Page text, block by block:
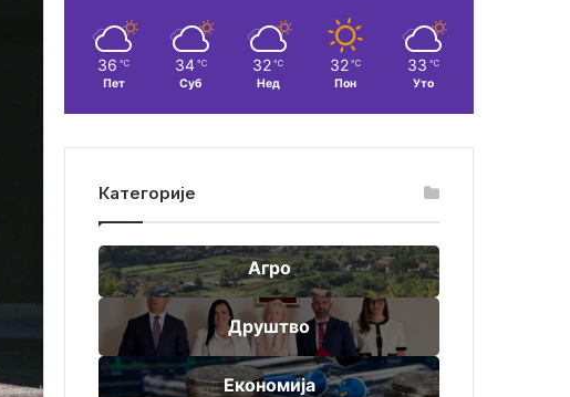
36 ℃
Пет
34 ℃
Суб
32 ℃
Нед
32 ℃
Пон
33 ℃
Уто
Категорије
Агро
Друштво
Економија